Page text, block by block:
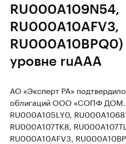
RU000A109N54,
RU000A10AFV3,
RU000A10BPQ0)
уровне ruAAA
АО «Эксперт РА»
облигаций ООО «СОПФ
RU000A105LY0,
RU000A107TK8,
RU000A10AFV3,